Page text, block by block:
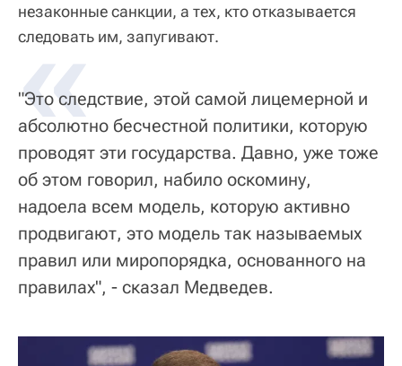
незаконные санкции, а тех, кто отказывается
следовать им, запугивают.
«
"Это следствие, этой самой лицемерной и
абсолютно бесчестной политики, которую
проводят эти государства. Давно, уже тоже
об этом говорил, набило оскомину,
надоела всем модель, которую активно
продвигают, это модель так называемых
правил или миропорядка, основанного на
правилах", - сказал Медведев.